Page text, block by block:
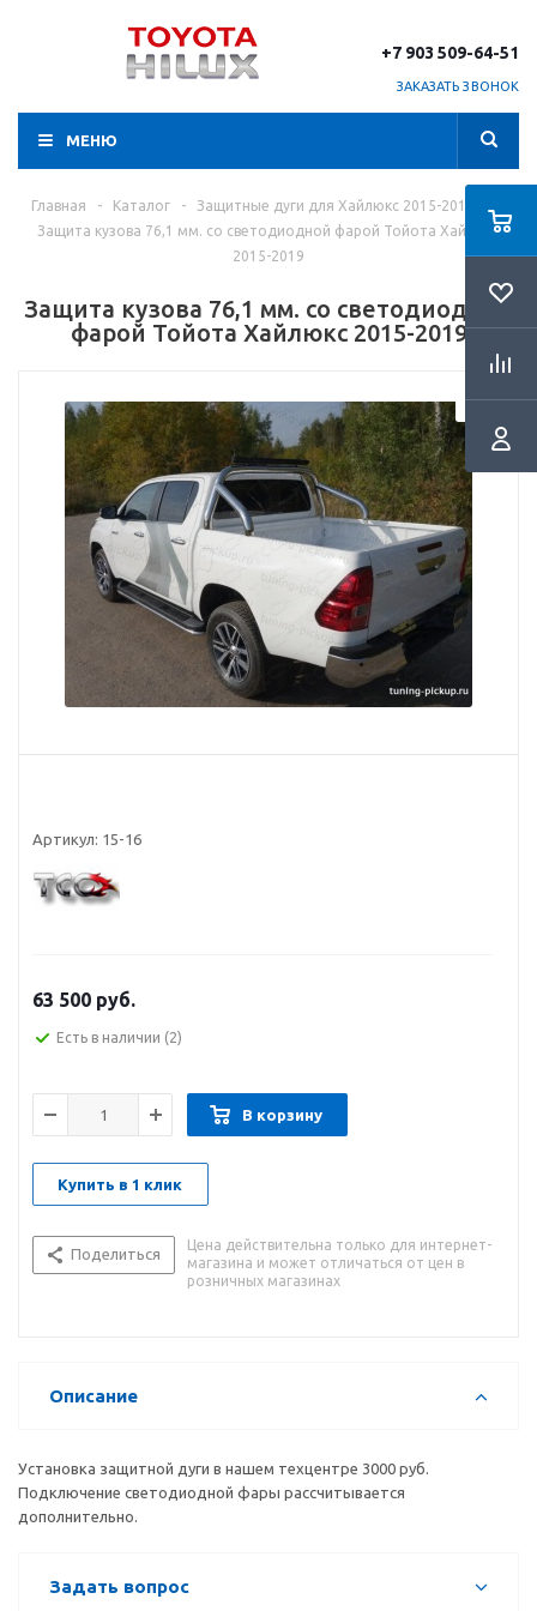
+7 903 509-64-51
ЗАКАЗАТЬ ЗВОНОК
МЕНЮ
Главная - Каталог - Защитные дуги для Хайлюкс 2015-2019-
Защита кузова 76,1 мм. со светодиодной фарой Тойота Хайлюкс
2015-2019
Защита кузова 76,1 мм. со светодиодной
фарой Тойота Хайлюкс 2015-2019
Артикул: 15-16
63 500 руб.
Есть в наличии (2)
В корзину
Купить в 1 клик
Поделиться
Цена действительна только для интернет-
магазина и может отличаться от цен в
розничных магазинах
Описание
Установка защитной дуги в нашем техцентре 3000 руб.
Подключение светодиодной фары рассчитывается
дополнительно.
Задать вопрос